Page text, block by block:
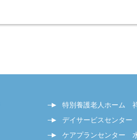
特別養護老人ホーム
デイサービスセンタ
ケアプランセンター